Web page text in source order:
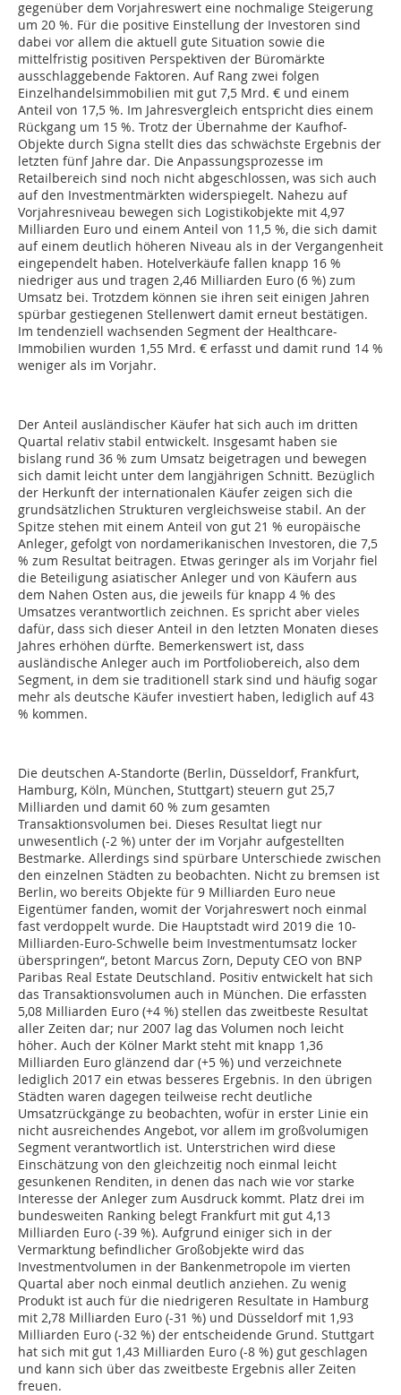
gegenüber dem Vorjahreswert eine nochmalige Steigerung
um 20 %. Für die positive Einstellung der Investoren sind
dabei vor allem die aktuell gute Situation sowie die
mittelfristig positiven Perspektiven der Büromärkte
ausschlaggebende Faktoren. Auf Rang zwei folgen
Einzelhandelsimmobilien mit gut 7,5 Mrd. € und einem
Anteil von 17,5 %. Im Jahresvergleich entspricht dies einem
Rückgang um 15 %. Trotz der Übernahme der Kaufhof-
Objekte durch Signa stellt dies das schwächste Ergebnis der
letzten fünf Jahre dar. Die Anpassungsprozesse im
Retailbereich sind noch nicht abgeschlossen, was sich auch
auf den Investmentmärkten widerspiegelt. Nahezu auf
Vorjahresniveau bewegen sich Logistikobjekte mit 4,97
Milliarden Euro und einem Anteil von 11,5 %, die sich damit
auf einem deutlich höheren Niveau als in der Vergangenheit
eingependelt haben. Hotelverkäufe fallen knapp 16 %
niedriger aus und tragen 2,46 Milliarden Euro (6 %) zum
Umsatz bei. Trotzdem können sie ihren seit einigen Jahren
spürbar gestiegenen Stellenwert damit erneut bestätigen.
Im tendenziell wachsenden Segment der Healthcare-
Immobilien wurden 1,55 Mrd. € erfasst und damit rund 14 %
weniger als im Vorjahr.
Der Anteil ausländischer Käufer hat sich auch im dritten
Quartal relativ stabil entwickelt. Insgesamt haben sie
bislang rund 36 % zum Umsatz beigetragen und bewegen
sich damit leicht unter dem langjährigen Schnitt. Bezüglich
der Herkunft der internationalen Käufer zeigen sich die
grundsätzlichen Strukturen vergleichsweise stabil. An der
Spitze stehen mit einem Anteil von gut 21 % europäische
Anleger, gefolgt von nordamerikanischen Investoren, die 7,5
% zum Resultat beitragen. Etwas geringer als im Vorjahr fiel
die Beteiligung asiatischer Anleger und von Käufern aus
dem Nahen Osten aus, die jeweils für knapp 4 % des
Umsatzes verantwortlich zeichnen. Es spricht aber vieles
dafür, dass sich dieser Anteil in den letzten Monaten dieses
Jahres erhöhen dürfte. Bemerkenswert ist, dass
ausländische Anleger auch im Portfoliobereich, also dem
Segment, in dem sie traditionell stark sind und häufig sogar
mehr als deutsche Käufer investiert haben, lediglich auf 43
% kommen.
Die deutschen A-Standorte (Berlin, Düsseldorf, Frankfurt,
Hamburg, Köln, München, Stuttgart) steuern gut 25,7
Milliarden und damit 60 % zum gesamten
Transaktionsvolumen bei. Dieses Resultat liegt nur
unwesentlich (-2 %) unter der im Vorjahr aufgestellten
Bestmarke. Allerdings sind spürbare Unterschiede zwischen
den einzelnen Städten zu beobachten. Nicht zu bremsen ist
Berlin, wo bereits Objekte für 9 Milliarden Euro neue
Eigentümer fanden, womit der Vorjahreswert noch einmal
fast verdoppelt wurde. Die Hauptstadt wird 2019 die 10-
Milliarden-Euro-Schwelle beim Investmentumsatz locker
überspringen“, betont Marcus Zorn, Deputy CEO von BNP
Paribas Real Estate Deutschland. Positiv entwickelt hat sich
das Transaktionsvolumen auch in München. Die erfassten
5,08 Milliarden Euro (+4 %) stellen das zweitbeste Resultat
aller Zeiten dar; nur 2007 lag das Volumen noch leicht
höher. Auch der Kölner Markt steht mit knapp 1,36
Milliarden Euro glänzend dar (+5 %) und verzeichnete
lediglich 2017 ein etwas besseres Ergebnis. In den übrigen
Städten waren dagegen teilweise recht deutliche
Umsatzrückgänge zu beobachten, wofür in erster Linie ein
nicht ausreichendes Angebot, vor allem im großvolumigen
Segment verantwortlich ist. Unterstrichen wird diese
Einschätzung von den gleichzeitig noch einmal leicht
gesunkenen Renditen, in denen das nach wie vor starke
Interesse der Anleger zum Ausdruck kommt. Platz drei im
bundesweiten Ranking belegt Frankfurt mit gut 4,13
Milliarden Euro (-39 %). Aufgrund einiger sich in der
Vermarktung befindlicher Großobjekte wird das
Investmentvolumen in der Bankenmetropole im vierten
Quartal aber noch einmal deutlich anziehen. Zu wenig
Produkt ist auch für die niedrigeren Resultate in Hamburg
mit 2,78 Milliarden Euro (-31 %) und Düsseldorf mit 1,93
Milliarden Euro (-32 %) der entscheidende Grund. Stuttgart
hat sich mit gut 1,43 Milliarden Euro (-8 %) gut geschlagen
und kann sich über das zweitbeste Ergebnis aller Zeiten
freuen.